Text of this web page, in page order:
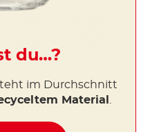
du…?
im Durchschnitt
Material